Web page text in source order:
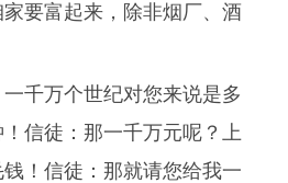
要富起来，除非烟厂、酒
千万个世纪对您来说是多
信徒：那一千万元呢？上
！信徒：那就请您给我一